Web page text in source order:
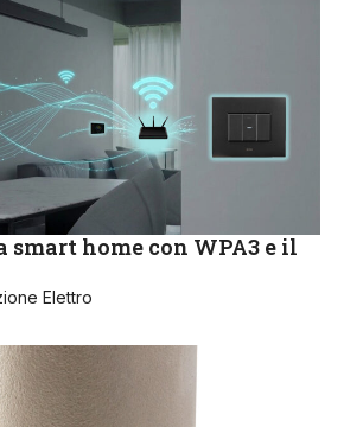
smart home con WPA3 e il
Elettro